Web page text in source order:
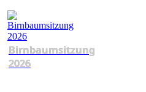
Birnbaumsitzung
2026